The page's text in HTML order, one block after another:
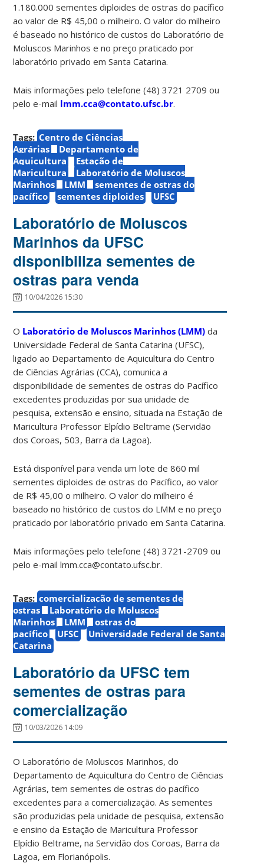
1.180.000 sementes diploides de ostras do pacífico
ao valor de R$ 45,00 o milheiro. O valor do milheiro
é baseado no histórico de custos do Laboratório de
Moluscos Marinhos e no preço praticado por
laboratório privado em Santa Catarina.
Mais informações pelo telefone (48) 3721 2709 ou
pelo e-mail lmm.cca@contato.ufsc.br.
Tags: Centro de Ciências
Agrárias
Departamento de
Aquicultura
Estação de
Maricultura
Laboratório de Moluscos
Marinhos
LMM
sementes de ostras do
pacífico
sementes diploides UFSC
Laboratório de Moluscos
Marinhos da UFSC
disponibiliza sementes de
ostras para venda
10/04/2026 15:30
O Laboratório de Moluscos Marinhos (LMM) da
Universidade Federal de Santa Catarina (UFSC),
ligado ao Departamento de Aquicultura do Centro
de Ciências Agrárias (CCA), comunica a
disponibilidade de sementes de ostras do Pacífico
excedentes produzidas por sua unidade de
pesquisa, extensão e ensino, situada na Estação de
Maricultura Professor Elpídio Beltrame (Servidão
dos Coroas, 503, Barra da Lagoa).
Está disponível para venda um lote de 860 mil
sementes diploides de ostras do Pacífico, ao valor
de R$ 45,00 o milheiro. O valor do milheiro é
baseado no histórico de custos do LMM e no preço
praticado por laboratório privado em Santa Catarina.
Mais informações pelo telefone (48) 3721-2709 ou
pelo e-mail lmm.cca@contato.ufsc.br.
Tags: comercialização de sementes de
ostras
Laboratório de Moluscos
Marinhos
LMM
ostras do
pacífico
UFSC
Universidade Federal de Santa
Catarina
Laboratório da UFSC tem
sementes de ostras para
comercialização
10/03/2026 14:09
O Laboratório de Moluscos Marinhos, do
Departamento de Aquicultura do Centro de Ciências
Agrárias, tem sementes de ostras do pacífico
excedentes para a comercialização. As sementes
são produzidas pela unidade de pesquisa, extensão
e ensino da Estação de Maricultura Professor
Elpídio Beltrame, na Servidão dos Coroas, Barra da
Lagoa, em Florianópolis.